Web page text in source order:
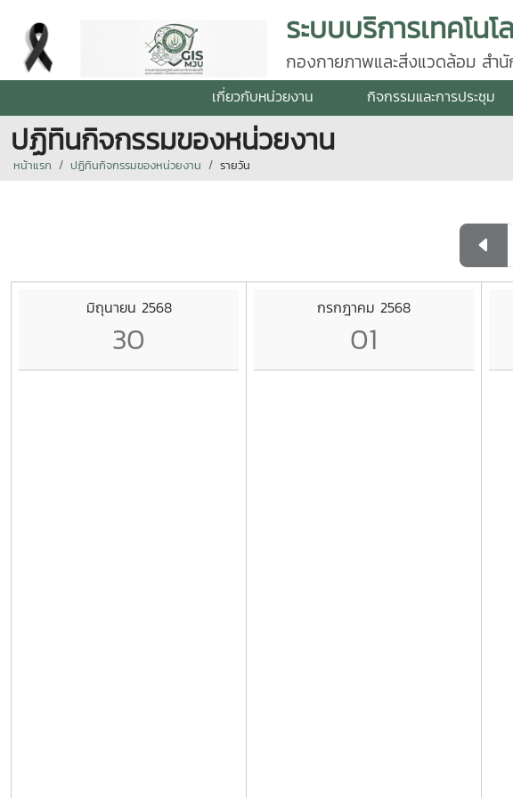
กองกายภาพและสิ่งแวดล้อม สำ
เกี่ยวกับหน่วยงาน กิจกรรมและการประชุม
ปฏิทินกิจกรรมของหน่วยงาน
หน้าแรก ปฏิทินกิจกรรมของหน่วยงาน รายวัน
มิถุนายน 2568
30
กรกฎาคม 2568
01